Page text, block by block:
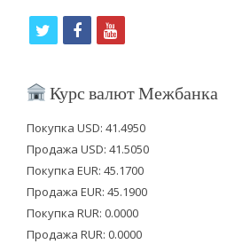
i
t
e
r
f
c
b
o
o
k
y
u
u
b
e
Курс валют Межбанка
Покупка USD: 41.4950
Продажа USD: 41.5050
Покупка EUR: 45.1700
Продажа EUR: 45.1900
Покупка RUR: 0.0000
Продажа RUR: 0.0000